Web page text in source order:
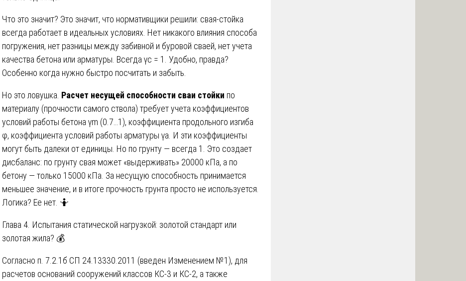
Что это значит? Это значит, что нормативщики решили: свая-стойка
всегда работает в идеальных условиях. Нет никакого влияния способа
погружения, нет разницы между забивной и буровой сваей, нет учета
качества бетона или арматуры. Всегда γc = 1. Удобно, правда?
Особенно когда нужно быстро посчитать и забыть.
Но это ловушка. Расчет несущей способности сваи стойки по
материалу (прочности самого ствола) требует учета коэффициентов
условий работы бетона γm (0.7…1), коэффициента продольного изгиба
φ, коэффициента условий работы арматуры γa. И эти коэффициенты
могут быть далеки от единицы. Но по грунту — всегда 1. Это создает
дисбаланс: по грунту свая может «выдерживать» 20000 кПа, а по
бетону — только 15000 кПа. За несущую способность принимается
меньшее значение, и в итоге прочность грунта просто не используется.
Логика? Ее нет. 🤷
Глава 4. Испытания статической нагрузкой: золотой стандарт или
золотая жила? 💰
Согласно п. 7.2.1б СП 24.13330.2011 (введен Изменением №1), для
расчетов оснований сооружений классов КС-3 и КС-2, а также